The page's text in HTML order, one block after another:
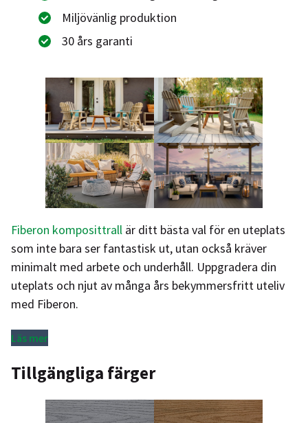
Miljövänlig produktion
30 års garanti
Fiberon komposittrall är ditt bästa val för en uteplats
som inte bara ser fantastisk ut, utan också kräver
minimalt med arbete och underhåll. Uppgradera din
uteplats och njut av många års bekymmersfritt uteliv
med Fiberon.
Läs mer
Tillgängliga färger